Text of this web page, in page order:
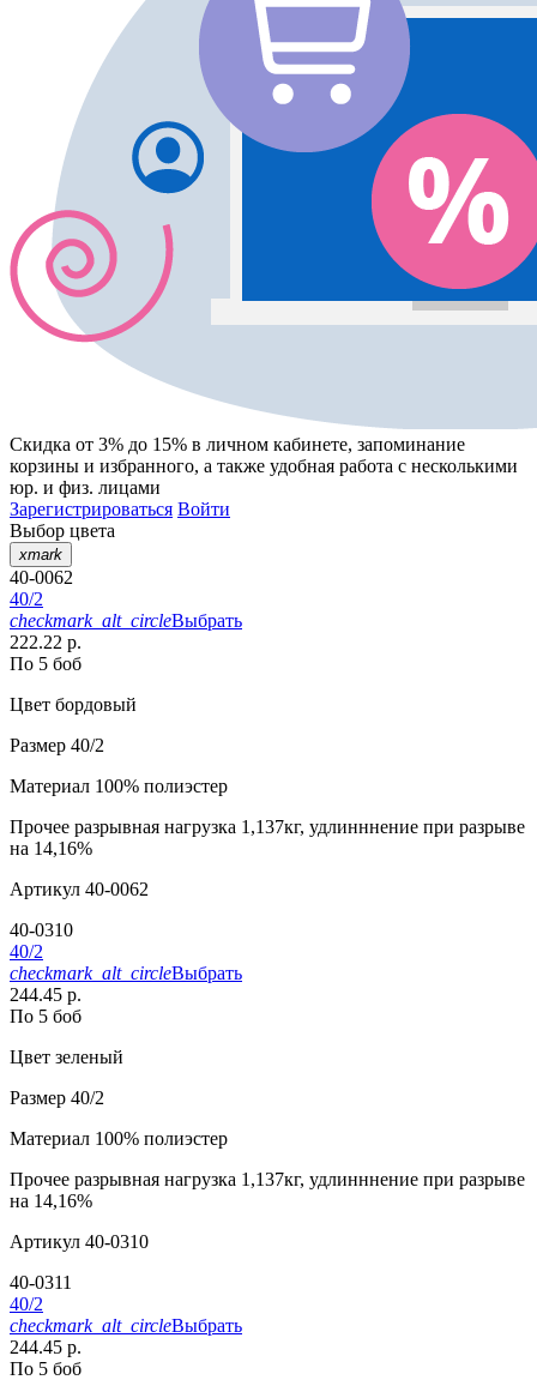
Скидка от 3% до 15% в личном кабинете, запоминание
корзины и избранного, а также удобная работа с несколькими
юр. и физ. лицами
Зарегистрироваться Войти
Выбор цвета
xmark
40-0062
40/2
checkmark_alt_circleВыбрать
222.22 р.
По 5 боб
Цвет бордовый
Размер 40/2
Материал 100% полиэстер
Прочее разрывная нагрузка 1,137кг, удлинннение при разрыве
на 14,16%
Артикул 40-0062
40-0310
40/2
checkmark_alt_circleВыбрать
244.45 р.
По 5 боб
Цвет зеленый
Размер 40/2
Материал 100% полиэстер
Прочее разрывная нагрузка 1,137кг, удлинннение при разрыве
на 14,16%
Артикул 40-0310
40-0311
40/2
checkmark_alt_circleВыбрать
244.45 р.
По 5 боб